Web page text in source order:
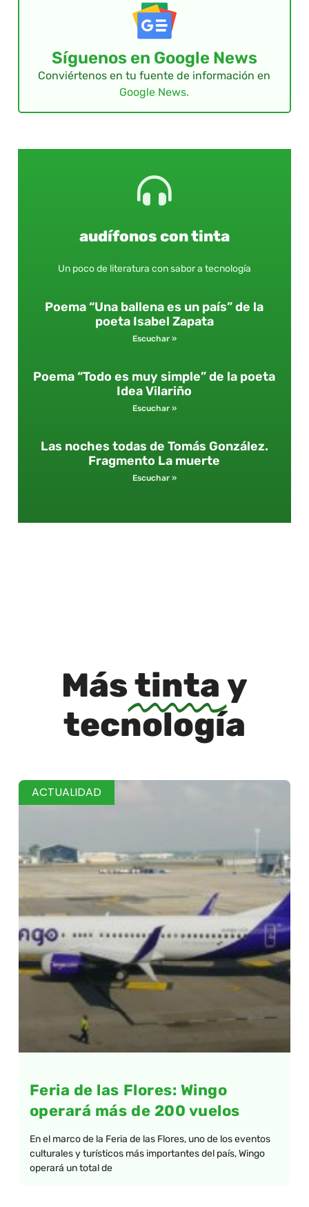
Síguenos en Google News
Conviértenos en tu fuente de información en
Google News.
audífonos con tinta
Un poco de literatura con sabor a tecnología
Poema “Una ballena es un país” de la
poeta Isabel Zapata
Escuchar »
Poema “Todo es muy simple” de la poeta
Idea Vilariño
Escuchar »
Las noches todas de Tomás González.
Fragmento La muerte
Escuchar »
Mástinta y
tecnología
ACTUALIDAD
Feria de las Flores: Wingo
operará más de 200 vuelos
En el marco de la Feria de las Flores, uno de los eventos
culturales y turísticos más importantes del país, Wingo
operará un total de